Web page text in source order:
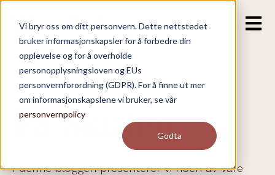
Vi bryr oss om ditt personvern. Dette nettstedet
bruker informasjonskapsler for å forbedre din
opplevelse og for å overholde
personopplysningsloven og EUs
personvernforordning (GDPR). For å finne ut mer
om informasjonskapslene vi bruker, se vår
personvernpolicy
Godta
Open
På Skuten
I denne bloggen presenterer vi noen av våre